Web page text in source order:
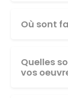
Où sont
Quelles
vos